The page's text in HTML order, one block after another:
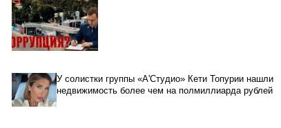
У солистки группы «А'Студио» Кети Топурии нашли
недвижимость более чем на полмиллиарда рублей